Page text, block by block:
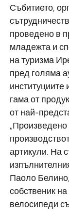
Събитието,
проведено в
младежта и
на туризма
пред голяма
гама от
от най-
артикули. На
Паоло
собственик
велосипеди